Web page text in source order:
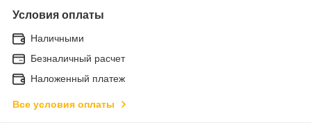
Условия оплаты
Наличными
Безналичный расчет
Наложенный платеж
Все условия оплаты